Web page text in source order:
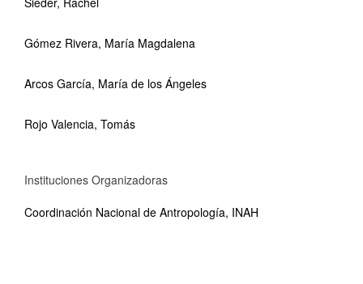
Gómez Rivera, María Magdalena
Arcos García, María de los Ángeles
Rojo Valencia, Tomás
Instituciones Organizadoras
Coordinación Nacional de Antropología, INAH